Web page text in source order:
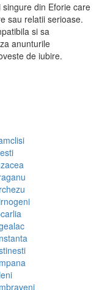
din Eforie care
sau relatii serioase.
si sa
anunturile
de iubire.